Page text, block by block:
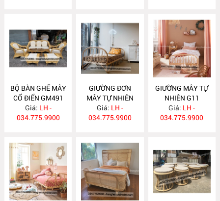
BỘ BÀN GHẾ MÂY
CỔ ĐIỂN GM491
Giá: LH -
034.775.9900
GIƯỜNG ĐƠN
MÂY TỰ NHIÊN
G12
Giá: LH -
034.775.9900
GIƯỜNG MÂY TỰ
NHIÊN G11
Giá: LH -
034.775.9900